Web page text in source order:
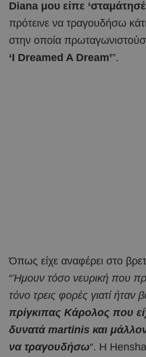
Diana μου είπε ‘σταμάτησέ
πρότεινε να τραγουδήσω
στην οποία
‘I Dreamed A Dream’”.
Όπως είχε αναφέρει στο
“Ήμουν τόσο νευρική που
τόνο τρεις φορές γιατί ήταν
πρίγκιπας Κάρολος που
δυνατά martinis και
να τραγουδήσω“. Η